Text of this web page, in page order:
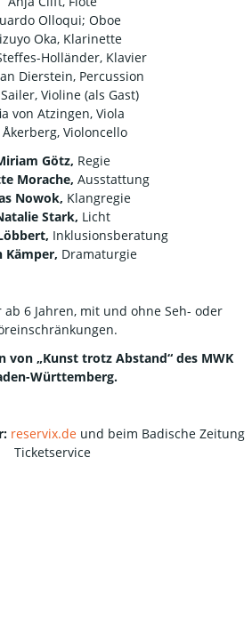
Olloqui; Oboe
Oka, Klarinette
Holländer, Klavier
Dierstein, Percussion
Violine (als Gast)
von Atzingen, Viola
Åkerberg, Violoncello
Götz, Regie
Morache, Ausstattung
Nowok, Klangregie
Stark, Licht
Inklusionsberatung
Kämper, Dramaturgie
6 Jahren, mit und ohne Seh- oder
von „Kunst trotz Abstand“ des MWK
Württemberg.
reservix.deund beim Badische Zeitung
Ticketservice